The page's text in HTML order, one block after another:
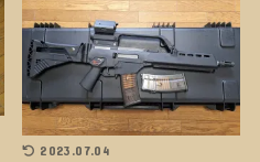
2023.07.04